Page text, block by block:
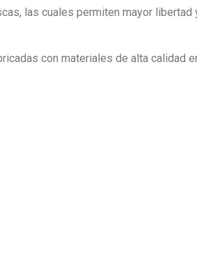
las cuales permiten mayor
con materiales de alta calidad